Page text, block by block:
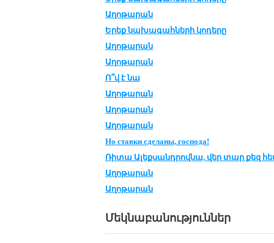
Աղոթարան
Երեք նա­խա­գահ­նե­րի կո­դե­րը
Աղոթարան
Աղոթարան
Ո՞վ է նա
Աղոթարան
Աղոթարան
Աղոթարան
Но ставки сде­ла­ны, госпо­да!
Ռի­տա Ա­լեք­սանդ­րով­նա, վեր տար քեզ
Աղոթարան
Աղոթարան
Մեկնաբանություններ